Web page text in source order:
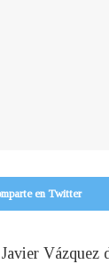
en Twitter
Vázquez